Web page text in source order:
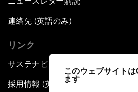
このウェブサイト
ます
連絡先 (英語のみ)
リンク
サステナビリティへの取り組み
採用情報 (英語のみ)